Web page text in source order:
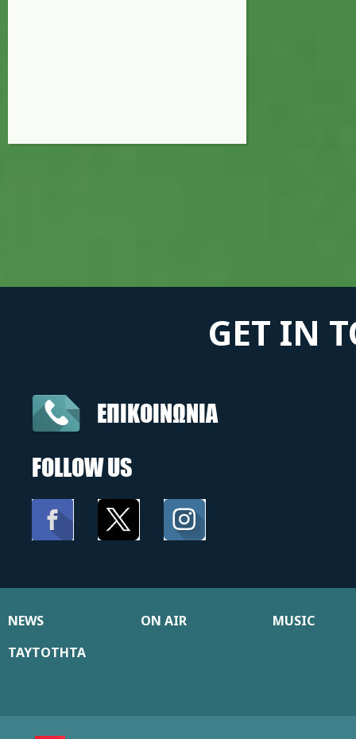
GET IN
ΕΠΙΚΟΙΝΩΝΙΑ
FOLLOW US
NEWS ON AIR
MUSIC
ΤΑΥΤΟΤΗΤΑ